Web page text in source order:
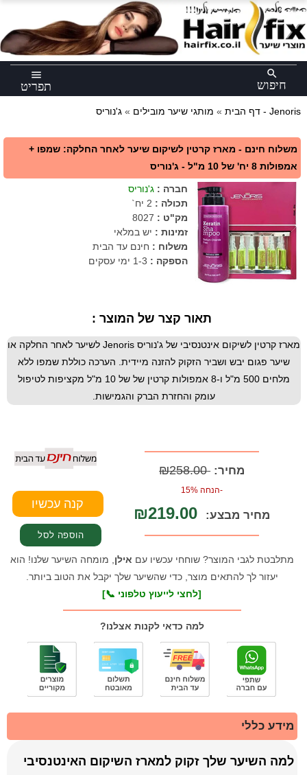
menu
תפריט
search
חיפוש
דף הבית » מותגי שיער מובילים » ג'נוריס - Jenoris
משלוח חינם - מארז קרטין לשיקום שיער לאחר החלקה: שמפו +
אמפולות 8 יח' של 10 מ"ל - ג'נוריס
חברה : ג'נוריס
תכולה : 2 יח`
מק"ט :
8027
זמינות : יש במלאי
משלוח : חינם עד הבית
הספקה : 1-3 ימי עסקים
תאור קצר של המוצר :
מארז קרטין לשיקום אינטנסיבי של ג'נוריס Jenoris לשיער לאחר החלקה או
שיער פגום יבש ושביר הזקוק להזנה מיידית. הערכה כוללת שמפו ללא
מלחים 500 מ"ל ו-8 אמפולות קרטין של של 10 מ"ל מקציפות לטיפול
עומק והחזרת הברק והגמישות.
מחיר: ₪258.00
-הנחה 15%
מחיר מבצע: ₪219.00
מתלבטת לגבי המוצר? שוחחי עכשיו עם אילן , מומחה השיער שלנו! הוא
יעזור לך להתאים מוצר, כדי שהשיער שלך יקבל את הטוב ביותר.
[לחצי לייעוץ טלפוני 📞]
למה כדאי לקנות אצלנו?
מידע כללי
למה השיער שלך זקוק למארז השיקום האינטנסיבי
×